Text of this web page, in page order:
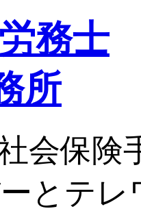
会保険
とテ